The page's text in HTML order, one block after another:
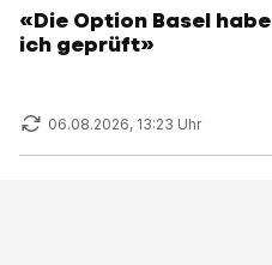
«Die Option Basel habe
ich geprüft»
06.08.2026, 13:23 Uhr